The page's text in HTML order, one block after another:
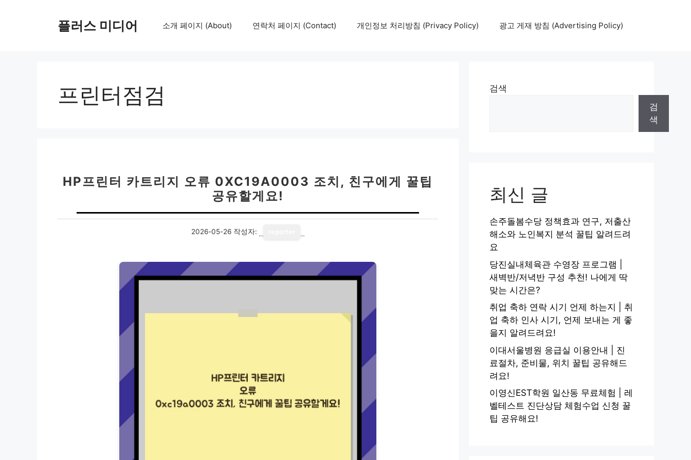
플러스 미디어 소개 페이지 (About) 연락처 페이지 (Contact) 개인정보 처리방침 (Privacy Policy) 광고 게재 방침 (Advertising Policy)
프린터점검
HP프린터 카트리지 오류 0XC19A0003 조치, 친구에게 꿀팁
공유할게요!
2026-05-26 작성자:
검색
검
색
최신 글
손주돌봄수당 정책효과 연구, 저출산
해소와 노인복지 분석 꿀팁 알려드려
요
당진실내체육관 수영장 프로그램 |
새벽반/저녁반 구성 추천! 나에게 딱
맞는 시간은?
취업 축하 연락 시기 언제 하는지 | 취
업 축하 인사 시기, 언제 보내는 게 좋
을지 알려드려요!
이대서울병원 응급실 이용안내 | 진
료절차, 준비물, 위치 꿀팁 공유해드
려요!
이영신EST학원 일산동 무료체험 | 레
벨테스트 진단상담 체험수업 신청 꿀
팁 공유해요!